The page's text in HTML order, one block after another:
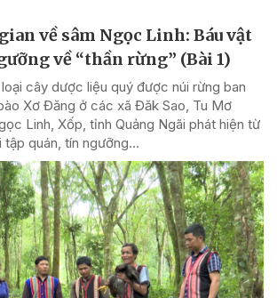
về sâm Ngọc Linh: Báu vật
về “thần rừng” (Bài 1)
cây dược liệu quý được núi rừng ban
Xơ Đăng ở các xã Đăk Sao, Tu Mơ
Linh, Xốp, tỉnh Quảng Ngãi phát hiện từ
tập quán, tín ngưỡng...